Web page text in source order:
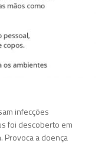
infecções
foi descoberto em
Provoca a doença